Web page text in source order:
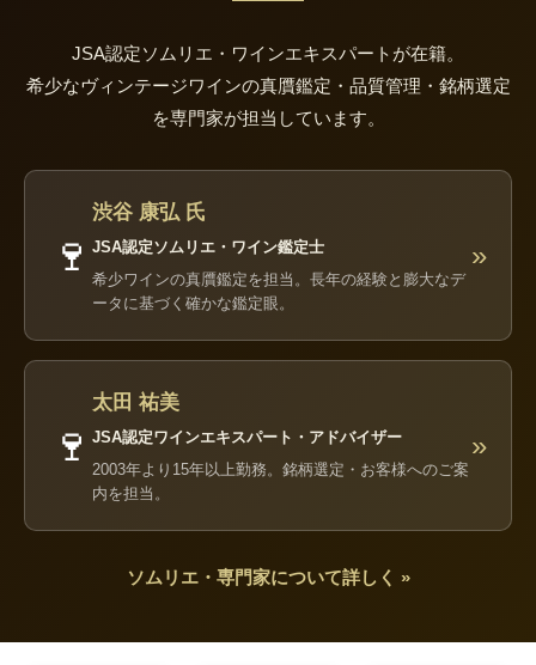
JSA認定ソムリエ・ワインエキスパートが在籍。
希少なヴィンテージワインの真贋鑑定・品質管理・銘柄選定
を専門家が担当しています。
🍷
渋谷 康弘 氏
JSA認定ソムリエ・ワイン鑑定士
希少ワインの真贋鑑定を担当。長年の経験と膨大なデ
ータに基づく確かな鑑定眼。
»
🍷
太田 祐美
JSA認定ワインエキスパート・アドバイザー
2003年より15年以上勤務。銘柄選定・お客様へのご案
内を担当。
»
ソムリエ・専門家について詳しく »